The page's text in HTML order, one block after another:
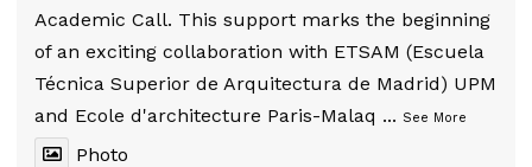
Academic Call. This support marks the beginning
of an exciting collaboration with ETSAM (Escuela
Técnica Superior de Arquitectura de Madrid) UPM
and Ecole d'architecture Paris-Malaq ... See More
Photo